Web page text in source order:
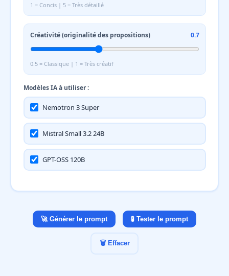
1 = Concis | 5 = Très détaillé
Créativité (originalité des propositions) 0.7
0.5 = Classique | 1 = Très créatif
Modèles IA à utiliser :
Nemotron 3 Super
Mistral Small 3.2 24B
GPT-OSS 120B
🚀 Générer le prompt 🧪 Tester le prompt
🗑️ Effacer